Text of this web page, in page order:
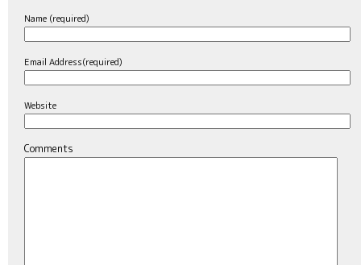
Name (required)
Email Address(required)
Website
Comments